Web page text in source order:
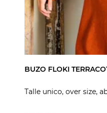
BUZO FLOKI
Talle unico, over size,